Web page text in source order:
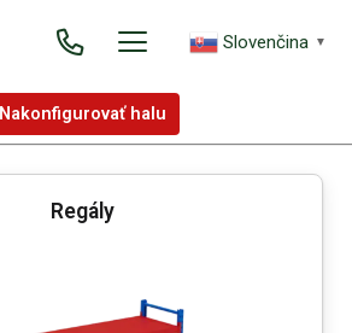
Slovenčina ▼
Nakonfigurovať halu
Regály